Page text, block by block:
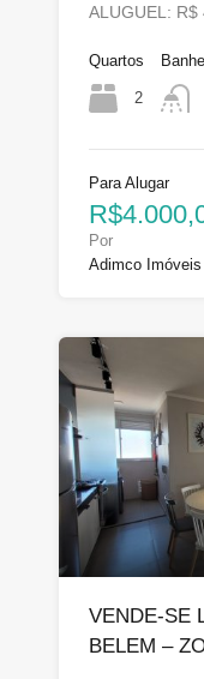
ALUGUEL: R$
Quartos
2
Para Alugar
Por
Adimco Imóveis
VENDE-SE
BELEM –